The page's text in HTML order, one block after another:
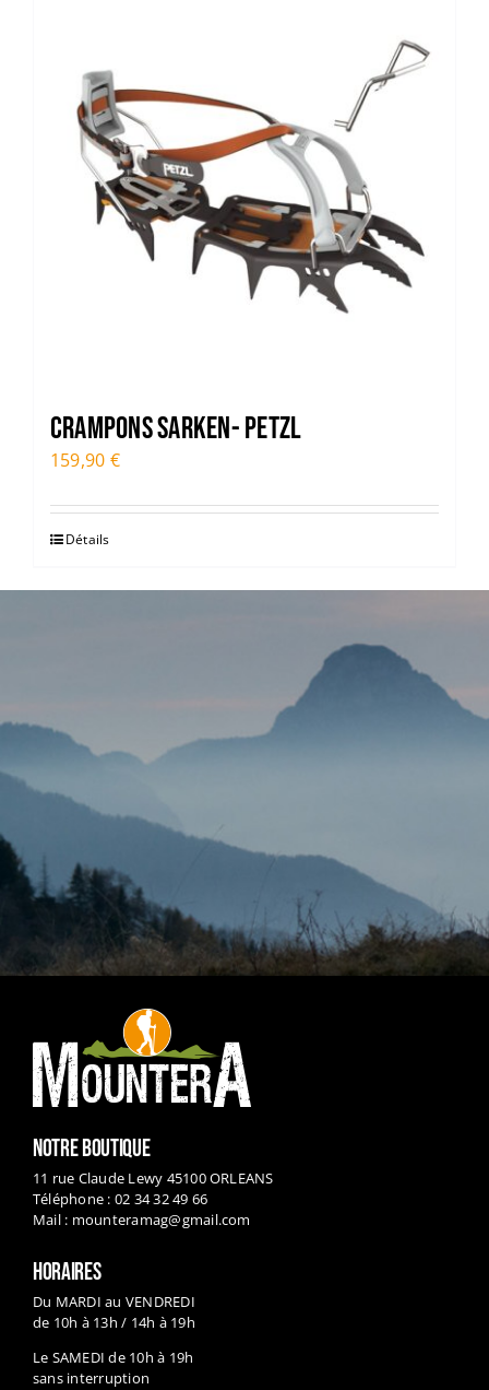
CRAMPONS SARKEN- PETZL
159,90 €
Détails
NOTRE BOUTIQUE
11 rue Claude Lewy 45100 ORLEANS
Téléphone : 02 34 32 49 66
Mail : mounteramag@gmail.com
HORAIRES
Du MARDI au VENDREDI
de 10h à 13h / 14h à 19h
Le SAMEDI de 10h à 19h
sans interruption